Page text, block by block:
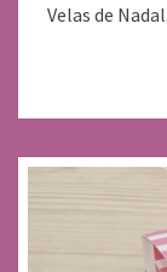
Velas de Nadal.